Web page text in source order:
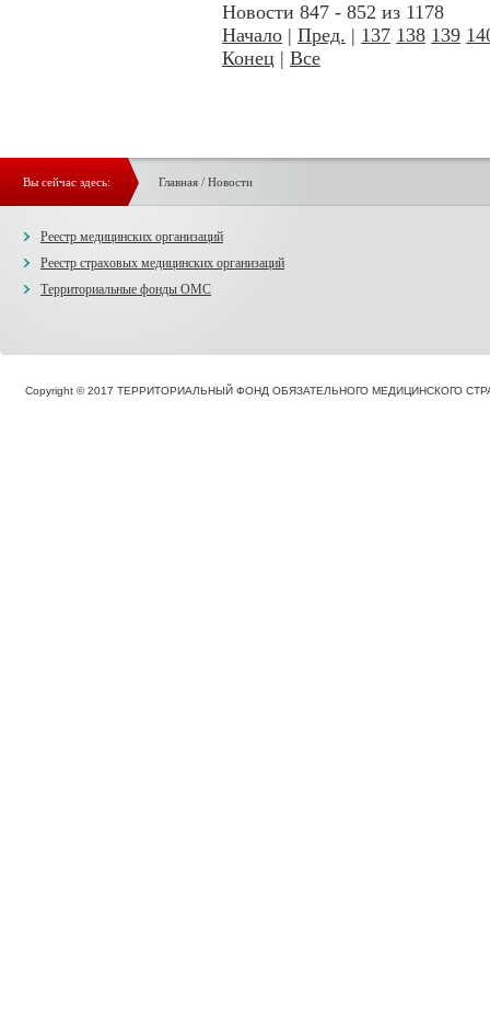
Новости 847 - 852 из 1178
Начало | Пред. | 137 138 139
Конец | Все
Вы сейчас здесь: Главная/ Новости
Реестр медицинских организаций
Реестр страховых медицинских организаций
Территориальные фонды ОМС
Copyright © 2017 ТЕРРИТОРИАЛЬНЫЙ ФОНД ОБЯЗАТЕЛЬНОГО МЕДИЦИНСКОГО